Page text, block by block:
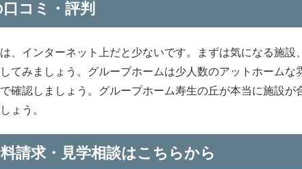
コミ・評判
、インターネット上だと少ないです。まずは気になる施設
てみましょう。グループホームは少人数のアットホームな
確認しましょう。グループホーム寿生の丘が本当に施設が
ょう。
請求・見学相談はこちらから